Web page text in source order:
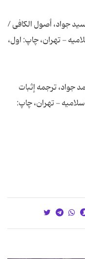
جواد، أصول الكافی /
- تهران، چاپ: اول،
ترجمه إثبات
- تهران، چاپ: